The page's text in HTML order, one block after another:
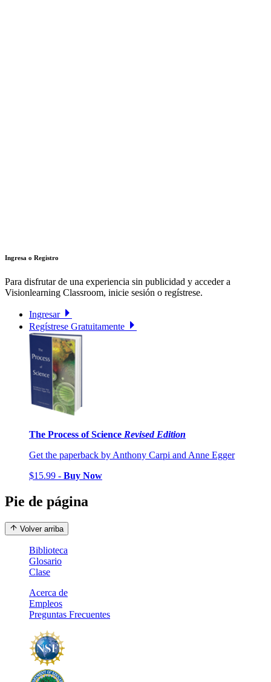
Ingresa o Registro
Para disfrutar de una experiencia sin publicidad y acceder a
Visionlearning Classroom, inicie sesión o regístrese.
Ingresar
Regístrese Gratuitamente
The Process of Science Revised Edition
Get the paperback by Anthony Carpi and Anne Egger
$15.99 - Buy Now
Pie de página
Volver arriba
Biblioteca
Glosario
Clase
Acerca de
Empleos
Preguntas Frecuentes